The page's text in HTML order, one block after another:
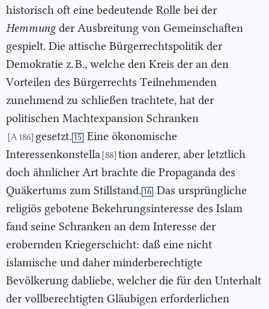
historisch oft eine bedeutende Rolle bei der
Hemmungder Ausbreitung von Gemeinschaften
gespielt. Die attische Bürgerrechtspolitik der
Demokratie z. B., welche den Kreis der an den
Vorteilen des Bürgerrechts Teilnehmenden
zunehmend zu schließen trachtete, hat der
politischen Machtexpansion Schranken
[A 186] gesetzt. 15 Eine ökonomische
Interessenkonstella[88] tion anderer, aber letztlich
doch ähnlicher Art brachte die Propaganda des
Quäkertums zum Stillstand. 16 Das ursprüngliche
religiös gebotene Bekehrungsinteresse des Islam
fand seine Schranken an dem Interesse der
erobernden Kriegerschicht: daß eine nicht
islamische und daher minderberechtigte
Bevölkerung dabliebe, welcher die für den Unterhalt
der vollberechtigten Gläubigen erforderlichen